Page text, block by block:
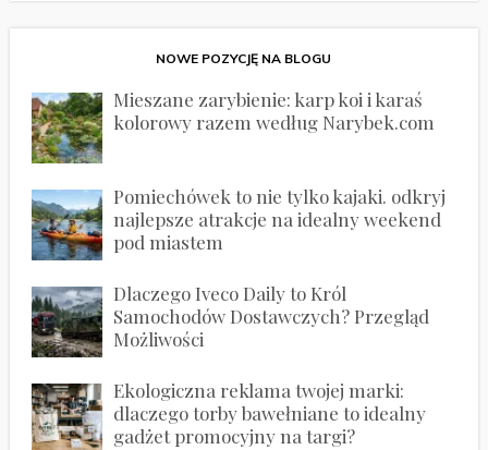
NOWE POZYCJĘ NA BLOGU
Mieszane zarybienie: karp koi i karaś
kolorowy razem według Narybek.com
Pomiechówek to nie tylko kajaki. odkryj
najlepsze atrakcje na idealny weekend
pod miastem
Dlaczego Iveco Daily to Król
Samochodów Dostawczych? Przegląd
Możliwości
Ekologiczna reklama twojej marki:
dlaczego torby bawełniane to idealny
gadżet promocyjny na targi?